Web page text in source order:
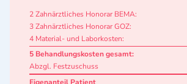
2 Zahnärztliches Honorar BEMA:
3 Zahnärztliches Honorar GOZ:
4 Material- und Laborkosten:
5 Behandlungskosten gesamt:
Abzgl. Festzuschuss